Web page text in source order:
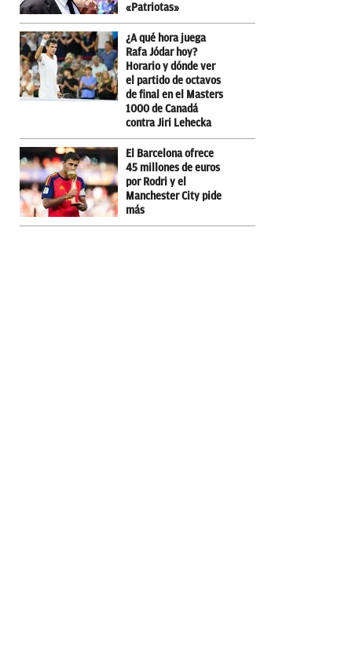
«Patriotas»
¿A qué hora juega
Rafa Jódar hoy?
Horario y dónde ver
el partido de octavos
de final en el Masters
1000 de Canadá
contra Jiri Lehecka
El Barcelona ofrece
45 millones de euros
por Rodri y el
Manchester City pide
más